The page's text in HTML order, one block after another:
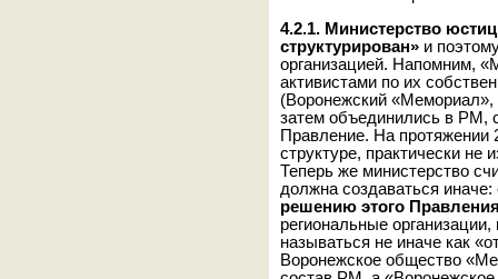
4.2.1. Министерство
структурирован» и
организацией. Напомним,
активистами по их
(Воронежский
затем объединились в РМ,
Правление. На протяжении
структуре, практически не
Теперь же министерство
должна создаваться
решению этого
региональные
называться не иначе как
Воронежское общество